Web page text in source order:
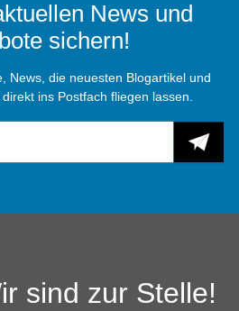
News und
sichern!
News, die neuesten Blogartikel und
ins Postfach fliegen lassen.
sind zur Stelle!